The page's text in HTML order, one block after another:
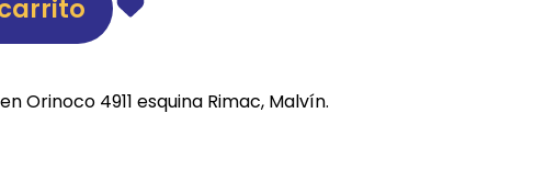
THREE CATS
Orinoco 4911 esquina Rimac, Malvín.